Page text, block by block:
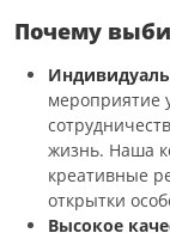
Почему
мероприятие
жизнь. Наша
креативные
открытки
Высокое